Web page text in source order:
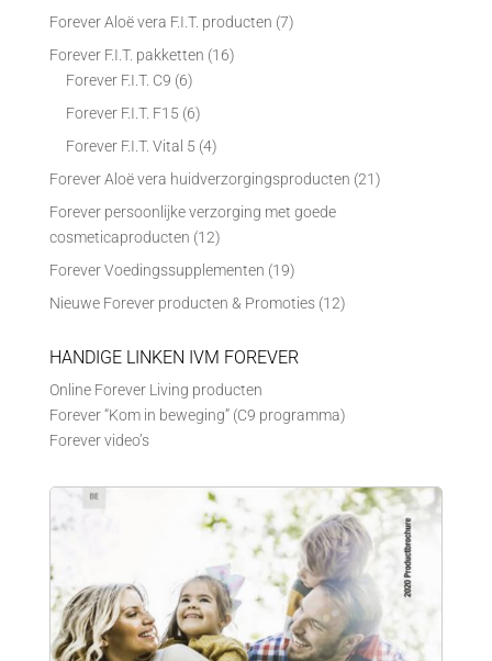
Forever Aloë vera F.I.T. producten (7)
Forever F.I.T. pakketten (16)
Forever F.I.T. C9 (6)
Forever F.I.T. F15 (6)
Forever F.I.T. Vital 5 (4)
Forever Aloë vera huidverzorgingsproducten (21)
Forever persoonlijke verzorging met goede
cosmeticaproducten (12)
Forever Voedingssupplementen (19)
Nieuwe Forever producten & Promoties (12)
HANDIGE LINKEN IVM FOREVER
Online Forever Living producten
Forever “Kom in beweging” (C9 programma)
Forever video’s